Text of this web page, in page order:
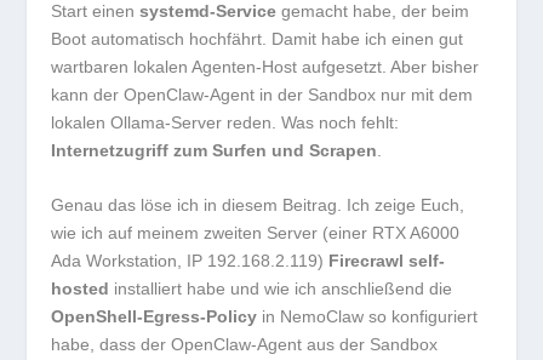
Start einensystemd-Service gemacht habe, der beim
Boot automatisch hochfährt. Damit habe ich einen gut
wartbaren lokalen Agenten-Host aufgesetzt. Aber bisher
kann der OpenClaw-Agent in der Sandbox nur mit dem
lokalen Ollama-Server reden. Was noch fehlt:
Internetzugriff zum Surfen und Scrapen
Genau das löse ich in diesem Beitrag. Ich zeige Euch,
wie ich auf meinem zweiten Server (einer RTX A6000
Ada Workstation, IP 192.168.2.119) Firecrawl self-
hosted installiert habe und wie ich anschließend die
OpenShell-Egress-Policy in NemoClaw so konfiguriert
habe, dass der OpenClaw-Agent aus der Sandbox